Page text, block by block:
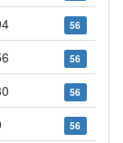
56
56
56
56